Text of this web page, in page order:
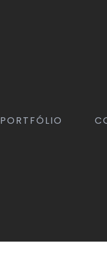
PORTFÓLIO